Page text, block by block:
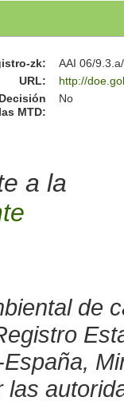
zk:
AAI 06/
URL:
http://
MTD:
No
a la
de